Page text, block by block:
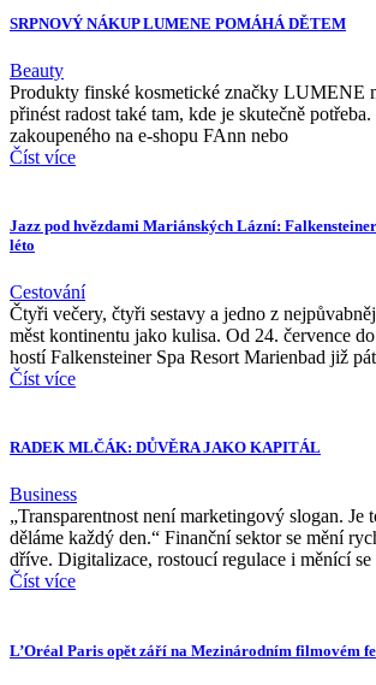
SRPNOVÝ NÁKUP LUMENE POMÁHÁ DĚTEM
Beauty
Produkty finské kosmetické značky LUMENE
přinést radost také tam, kde je skutečně
zakoupeného na e-shopu FAnn nebo
Číst více
Jazz pod hvězdami Mariánských Lázní:
léto
Cestování
Čtyři večery, čtyři sestavy a jedno z
měst kontinentu jako kulisa. Od 24. července
hostí Falkensteiner Spa Resort Marienbad již
Číst více
RADEK MLČÁK: DŮVĚRA JAKO KAPITÁL
Business
„Transparentnost není marketingový slogan. Je
děláme každý den.“ Finanční sektor se mění
dříve. Digitalizace, rostoucí regulace i měnící se
Číst více
L’Oréal Paris opět září na Mezinárodním filmovém